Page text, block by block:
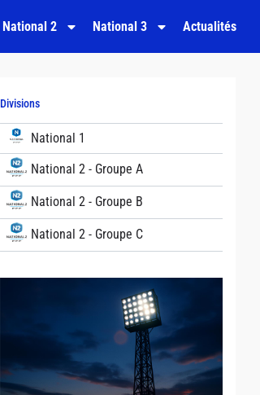
National 2 National 3 Actualités
Divisions
National 1
National 2 - Groupe A
National 2 - Groupe B
National 2 - Groupe C